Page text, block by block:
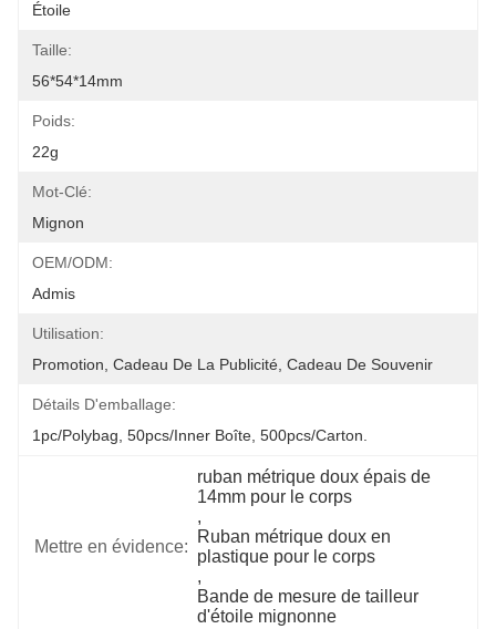
Étoile
Taille:
56*54*14mm
Poids:
22g
Mot-Clé:
Mignon
OEM/ODM:
Admis
Utilisation:
Promotion, Cadeau De La Publicité, Cadeau De Souvenir
Détails D'emballage:
1pc/polybag, 50pcs/inner Boîte, 500pcs/carton.
Mettre en évidence:
ruban métrique doux épais de
14mm pour le corps
,
Ruban métrique doux en
plastique pour le corps
,
Bande de mesure de tailleur
d'étoile mignonne